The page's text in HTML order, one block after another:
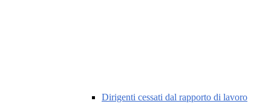
Dirigenti cessati dal rapporto di lavoro